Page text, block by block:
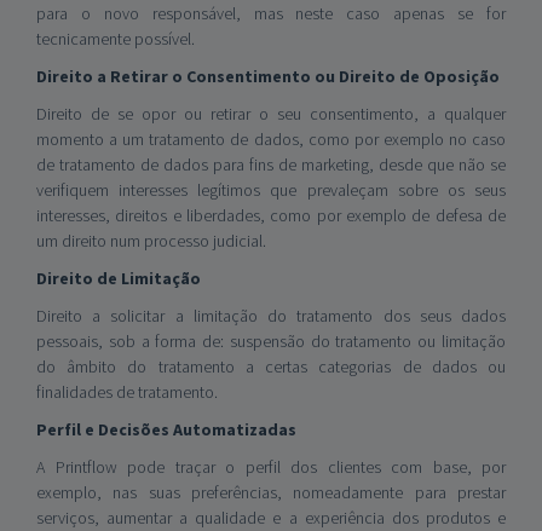
para o novo responsável, mas neste caso apenas se for
tecnicamente possível.
Direito a Retirar o Consentimento ou Direito de Oposição
Direito de se opor ou retirar o seu consentimento, a qualquer
momento a um tratamento de dados, como por exemplo no caso
de tratamento de dados para fins de marketing, desde que não se
verifiquem interesses legítimos que prevaleçam sobre os seus
interesses, direitos e liberdades, como por exemplo de defesa de
um direito num processo judicial.
Direito de Limitação
Direito a solicitar a limitação do tratamento dos seus dados
pessoais, sob a forma de: suspensão do tratamento ou limitação
do âmbito do tratamento a certas categorias de dados ou
finalidades de tratamento.
Perfil e Decisões Automatizadas
A Printflow pode traçar o perfil dos clientes com base, por
exemplo, nas suas preferências, nomeadamente para prestar
serviços, aumentar a qualidade e a experiência dos produtos e